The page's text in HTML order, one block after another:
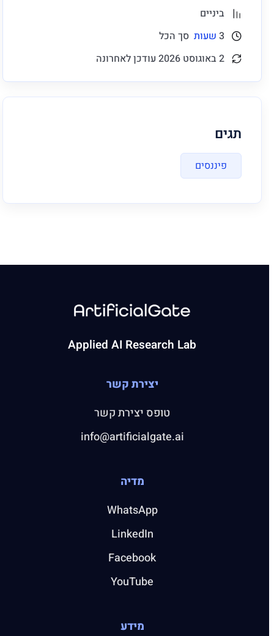
ביניים
שעותסך הכל
2 באוגוסט 2026 עודכן לאחרונה
תגים
פיננסים
Applied AI Research Lab
יצירת קשר
טופס יצירת קשר
info@artificialgate.ai
מדיה
WhatsApp
LinkedIn
Facebook
YouTube
מידע